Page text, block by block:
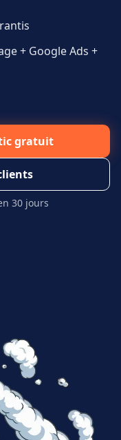
+ Google Ads +
gratuit
30 jours